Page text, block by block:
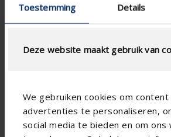
Toestemming Details
Deze website maakt gebruik van
We gebruiken cookies om content
advertenties te personaliseren,
social media te bieden en om